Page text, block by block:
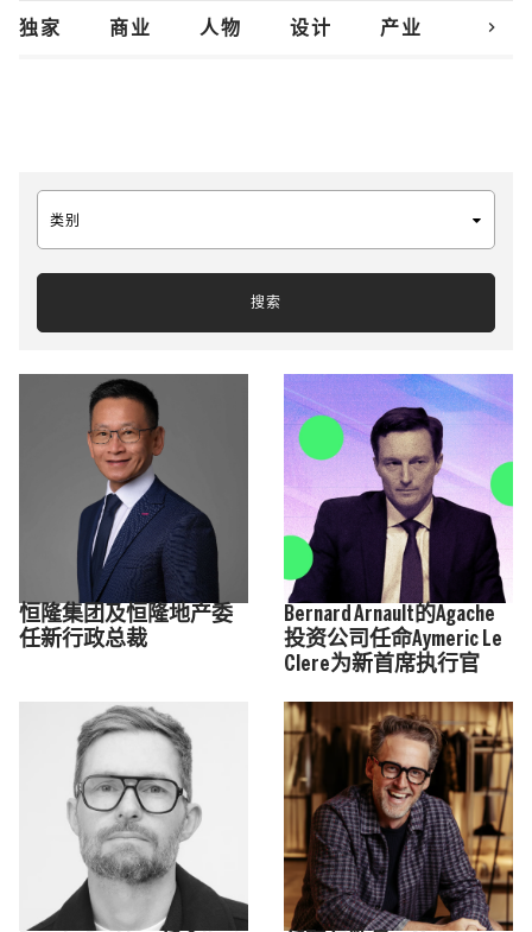
独家 商业 人物 设计 产业 创新
chevron_right
类别
搜索
恒隆集团及恒隆地产委
任新行政总裁
Bernard Arnault的Agache
投资公司任命Aymeric Le
Clere为新首席执行官